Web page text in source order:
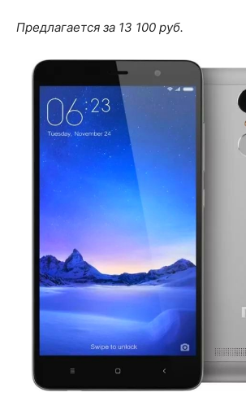
Предлагается за 13 100 руб.